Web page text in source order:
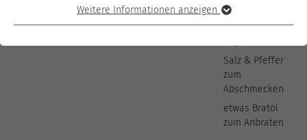
(optional)
Apfel-Pudding
Salz & Pfeffer
zum
Abschmecken
etwas Bratöl
zum Anbraten
Weitere Informationen anzeigen